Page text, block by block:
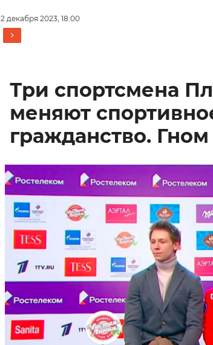
2 декабря 2023, 18:00
Три спортсмена
меняют
гражданство.